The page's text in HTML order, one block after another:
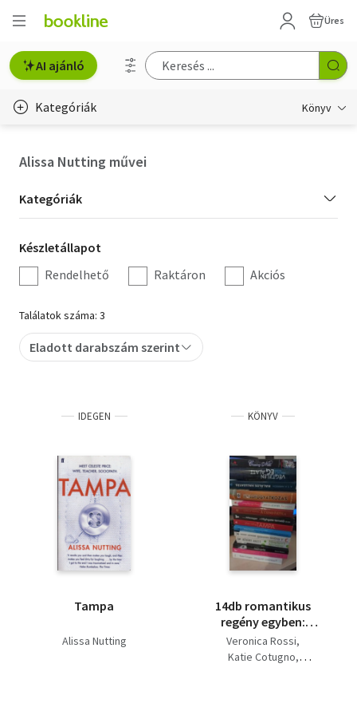
Üres
AI ajánló
Kategóriák Könyv
Hobbi, szabadidő
Irodalom
Művészet
Szakkönyv
Tankönyv, segédkönyv
Társadalomtudomány
Természettudomány
Történelem
Alissa Nutting művei
Kategória
szűrés
Kategóriák
Készletállapot
szűrés
Készletállapot
Rendelhető
Raktáron Akciós
Találatok száma: 3
Eladott darabszám szerint
IDEGEN
Tampa
Alissa Nutting
KÖNYV
14db romantikus
regény egyben:
Végtelen ég alatt +
Hogyan szeress? + Én,
Veronica Rossi
Katie Cotugno